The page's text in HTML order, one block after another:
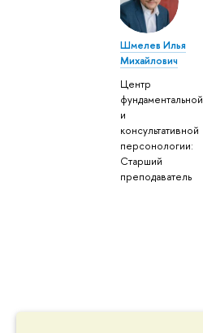
Шмелев Илья
Михайлович
Центр
фундаментальной
и
консультативной
персонологии:
Старший
преподаватель